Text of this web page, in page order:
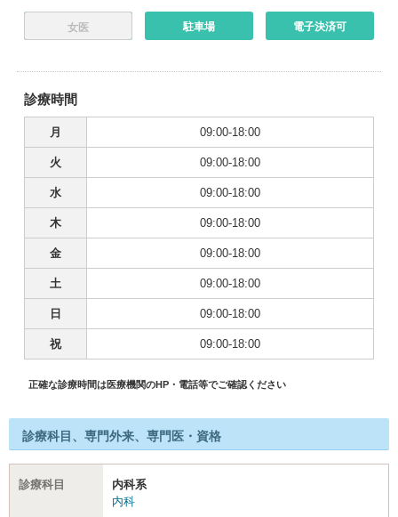
女医 駐車場 電子決済可
診療時間
月 09:00-18:00
火 09:00-18:00
水 09:00-18:00
木 09:00-18:00
金 09:00-18:00
土 09:00-18:00
日 09:00-18:00
祝 09:00-18:00
正確な診療時間は医療機関のHP・電話等でご確認ください
診療科目、専門外来、専門医・資格
診療科目
内科系
内科